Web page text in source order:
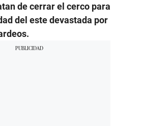
de cerrar el cerco para
del este devastada por